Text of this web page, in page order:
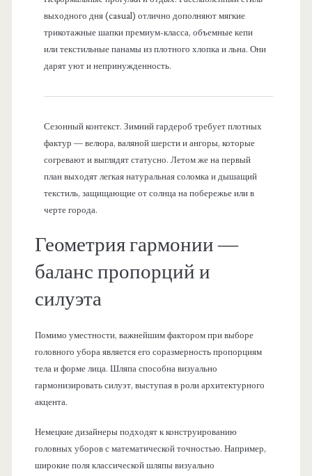
выходного дня (casual) отлично дополняют мягкие
трикотажные шапки премиум-класса, объемные кепи
или текстильные панамы из плотного хлопка и льна. Они
дарят уют и непринужденность.
Сезонный контекст. Зимний гардероб требует плотных
фактур — велюра, валяной шерсти и ангоры, которые
согревают и выглядят статусно. Летом же на первый
план выходят легкая натуральная соломка и дышащий
текстиль, защищающие от солнца на побережье или в
черте города.
Геометрия гармонии —
баланс пропорций и
силуэта
Помимо уместности, важнейшим фактором при выборе
головного убора является его соразмерность пропорциям
тела и форме лица. Шляпа способна визуально
гармонизировать силуэт, выступая в роли архитектурного
акцента.
Немецкие дизайнеры подходят к конструированию
головных уборов с математической точностью. Например,
широкие поля классической шляпы визуально